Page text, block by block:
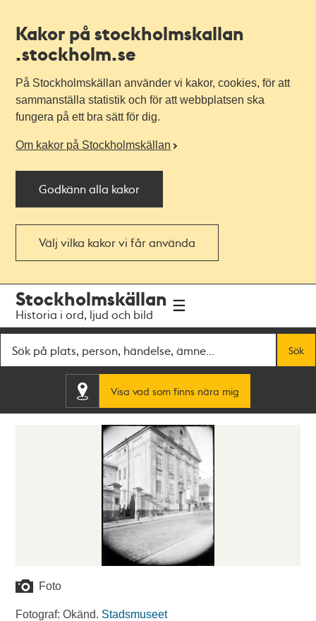
Kakor på stockholmskallan
.stockholm.se
På Stockholmskällan använder vi kakor, cookies, för att
sammanställa statistik och för att webbplatsen ska
fungera på ett bra sätt för dig.
Om kakor på Stockholmskällan
Godkänn alla kakor
Välj vilka kakor vi får använda
navigationen
huvudinnehållet
Stockholmskällan
Historia i ord, ljud och bild
Sök
Visa vad som finns nära mig
Foto
Fotograf: Okänd. Stadsmuseet